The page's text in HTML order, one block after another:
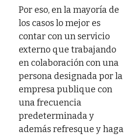
Por eso, en la mayoría de
los casos lo mejor es
contar con un servicio
externo que trabajando
en colaboración con una
persona designada por la
empresa publique con
una frecuencia
predeterminada y
además refresque y haga